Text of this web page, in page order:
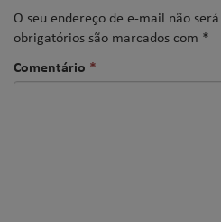
O seu endereço de e-mail não
obrigatórios são marcados com *
Comentário *